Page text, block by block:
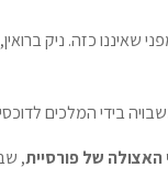
שאיננו כזה. ניק
בידי המלכים
האצולה של פורסיית,